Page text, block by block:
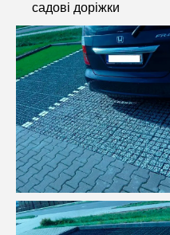
садові доріжки